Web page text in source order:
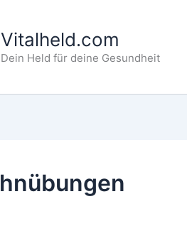
Vitalheld.com
Dein Held für deine Gesundheit